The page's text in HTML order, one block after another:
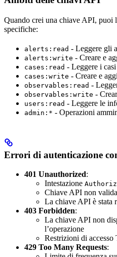
Quando crei una chiave API, puoi
specifiche:
alerts:read - Leggere gli
alerts:write - Creare e
cases:read - Leggere i casi
cases:write - Creare e
observables:read -
observables:write -
users:read - Leggere le
admin:* - Operazioni
Errori di autenticazione
401 Unauthorized:
Intestazione
Chiave API non
La chiave API è stata
403 Forbidden:
La chiave API non
l’operazione
Restrizioni di accesso
429 Too Many Requests: